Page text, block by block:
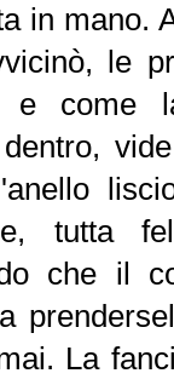
in mano.
le
e come
tutta
che il
La